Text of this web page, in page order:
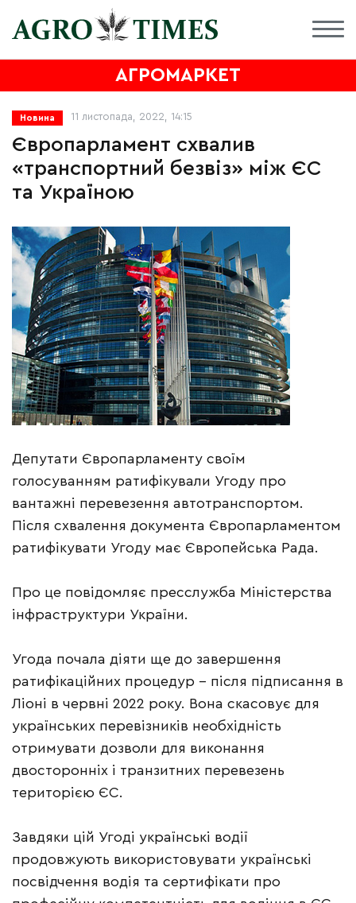
АГРОМАРКЕТ
Новина 11 листопада, 2022, 14:15
Європарламент схвалив
«транспортний безвіз» між ЄС
та Україною
Депутати Європарламенту своїм
голосуванням ратифікували Угоду про
вантажні перевезення автотранспортом.
Після схвалення документа Європарламентом
ратифікувати Угоду має Європейська Рада.
Про це повідомляє пресслужба Міністерства
інфраструктури України.
Угода почала діяти ще до завершення
ратифікаційних процедур – після підписання в
Ліоні в червні 2022 року. Вона скасовує для
українських перевізників необхідність
отримувати дозволи для виконання
двосторонніх і транзитних перевезень
територією ЄС.
Завдяки цій Угоді українські водії
продовжують використовувати українські
посвідчення водія та сертифікати про